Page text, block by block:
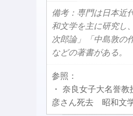
備考：専門は日本近
和文学を主に研究し
次郎論」「中島敦の
などの著書がある。
参照：
・ 奈良女子大名誉教
彦さん死去 昭和文